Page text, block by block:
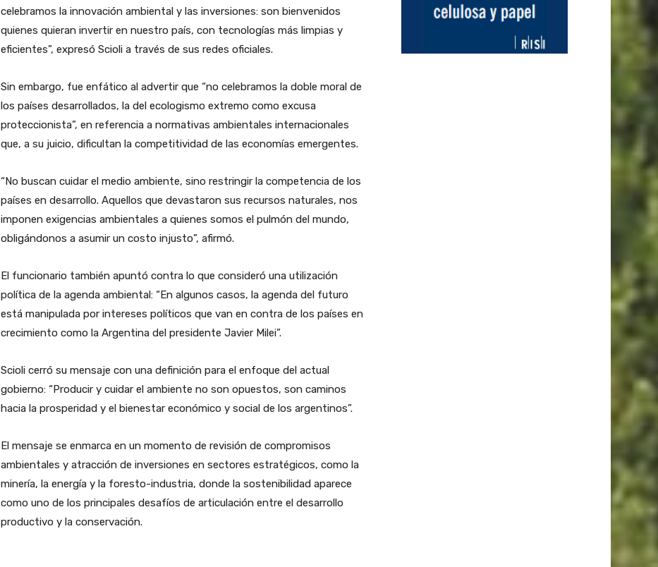
celebramos la innovación ambiental y las inversiones: son bienvenidos
quienes quieran invertir en nuestro país, con tecnologías más limpias y
eficientes”, expresó Scioli a través de sus redes oficiales.
Sin embargo, fue enfático al advertir que “no celebramos la doble moral de
los países desarrollados, la del ecologismo extremo como excusa
proteccionista”, en referencia a normativas ambientales internacionales
que, a su juicio, dificultan la competitividad de las economías emergentes.
“No buscan cuidar el medio ambiente, sino restringir la competencia de los
países en desarrollo. Aquellos que devastaron sus recursos naturales, nos
imponen exigencias ambientales a quienes somos el pulmón del mundo,
obligándonos a asumir un costo injusto”, afirmó.
El funcionario también apuntó contra lo que consideró una utilización
política de la agenda ambiental: “En algunos casos, la agenda del futuro
está manipulada por intereses políticos que van en contra de los países en
crecimiento como la Argentina del presidente Javier Milei”.
Scioli cerró su mensaje con una definición para el enfoque del actual
gobierno: “Producir y cuidar el ambiente no son opuestos, son caminos
hacia la prosperidad y el bienestar económico y social de los argentinos”.
El mensaje se enmarca en un momento de revisión de compromisos
ambientales y atracción de inversiones en sectores estratégicos, como la
minería, la energía y la foresto-industria, donde la sostenibilidad aparece
como uno de los principales desafíos de articulación entre el desarrollo
productivo y la conservación.